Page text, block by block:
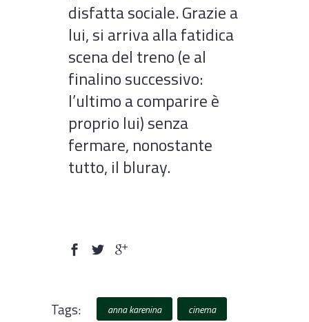
disfatta sociale. Grazie a
lui, si arriva alla fatidica
scena del treno (e al
finalino successivo:
l’ultimo a comparire è
proprio lui) senza
fermare, nonostante
tutto, il bluray.
Tags: anna karenina cinema